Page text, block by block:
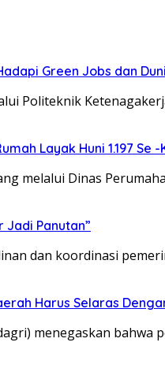
Green Jobs dan
Politeknik
Layak Huni 1.197
melalui Dinas
Jadi Panutan”
dan koordinasi
Harus Selaras
menegaskan